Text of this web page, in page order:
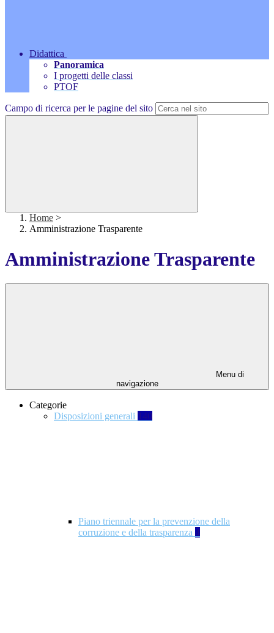
Didattica
Panoramica
I progetti delle classi
PTOF
Campo di ricerca per le pagine del sito
Home >
Amministrazione Trasparente
Amministrazione Trasparente
Menu di
navigazione
Categorie
Disposizioni generali 140
Piano triennale per la prevenzione della
corruzione e della trasparenza 4